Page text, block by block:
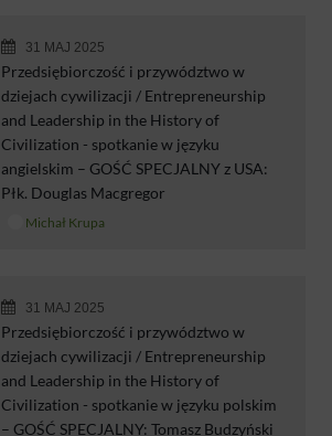
31 MAJ 2025
Przedsiębiorczość i przywództwo w
dziejach cywilizacji / Entrepreneurship
and Leadership in the History of
Civilization - spotkanie w języku
angielskim – GOŚĆ SPECJALNY z USA:
Płk. Douglas Macgregor
Michał Krupa
31 MAJ 2025
Przedsiębiorczość i przywództwo w
dziejach cywilizacji / Entrepreneurship
and Leadership in the History of
Civilization - spotkanie w języku polskim
– GOŚĆ SPECJALNY: Tomasz Budzyński